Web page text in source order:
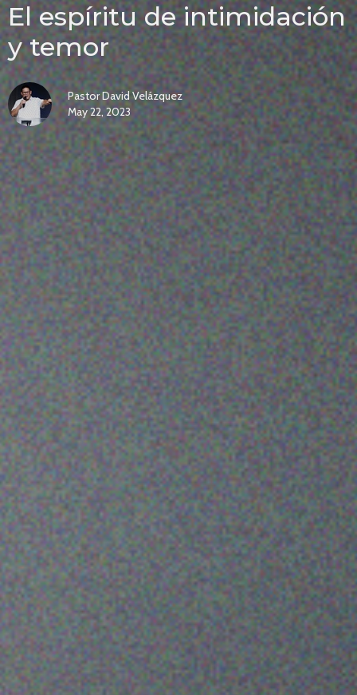
El espíritu de intimidación
y temor
Pastor David Velázquez
May 22, 2023